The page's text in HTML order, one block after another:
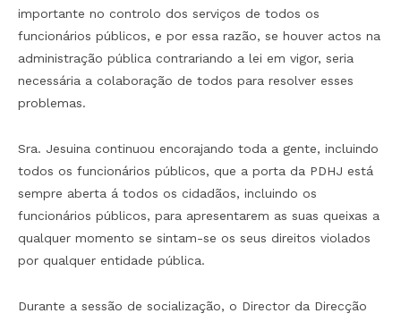
importante no controlo dos serviços de todos os
funcionários públicos, e por essa razão, se houver actos na
administração pública contrariando a lei em vigor, seria
necessária a colaboração de todos para resolver esses
problemas.
Sra. Jesuina continuou encorajando toda a gente, incluindo
todos os funcionários públicos, que a porta da PDHJ está
sempre aberta á todos os cidadãos, incluindo os
funcionários públicos, para apresentarem as suas queixas a
qualquer momento se sintam-se os seus direitos violados
por qualquer entidade pública.
Durante a sessão de socialização, o Director da Direcção